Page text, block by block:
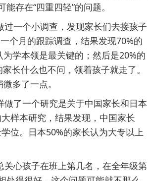
存在“四重四轻”的问题。
一个小调查，发现家长们去接孩子
个月的跟踪调查，结果发现70%的
学本领是最关键的；然后是20%的
长什么也不问，领着孩子就走了。
多了一点。
了一个研究是关于中国家长和日本
样本研究，结果发现，中国家长
位。日本50%的家长认为大专以上
心孩子在班上第几名，在全年级第